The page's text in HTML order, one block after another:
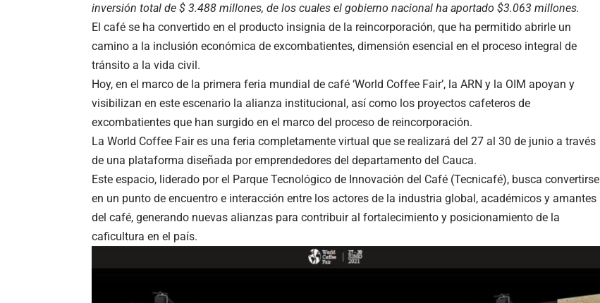
inversión total de $ 3.488 millones, de los cuales el gobierno nacional ha aportado $3.063 millones.
El café se ha convertido en el producto insignia de la reincorporación, que ha permitido abrirle un
camino a la inclusión económica de excombatientes, dimensión esencial en el proceso integral de
tránsito a la vida civil.
Hoy, en el marco de la primera feria mundial de café ‘World Coffee Fair’, la ARN y la OIM apoyan y
visibilizan en este escenario la alianza institucional, así como los proyectos cafeteros de
excombatientes que han surgido en el marco del proceso de reincorporación.
La World Coffee Fair es una feria completamente virtual que se realizará del 27 al 30 de junio a través
de una plataforma diseñada por emprendedores del departamento del Cauca.
Este espacio, liderado por el Parque Tecnológico de Innovación del Café (Tecnicafé), busca convertirse
en un punto de encuentro e interacción entre los actores de la industria global, académicos y amantes
del café, generando nuevas alianzas para contribuir al fortalecimiento y posicionamiento de la
caficultura en el país.